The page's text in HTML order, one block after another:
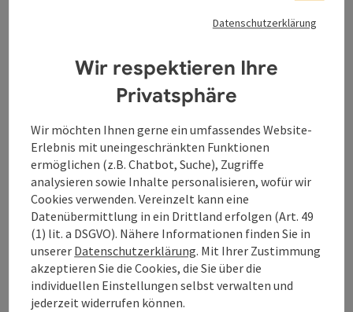
Öffnungszeiten
Reiten
Sportarten
Ausstattung
Datenschutzerklärung
Wir respektieren Ihre
Privatsphäre
Wir möchten Ihnen gerne ein umfassendes Website-
Erlebnis mit uneingeschränkten Funktionen
ermöglichen (z.B. Chatbot, Suche), Zugriffe
analysieren sowie Inhalte personalisieren, wofür wir
Cookies verwenden. Vereinzelt kann eine
Datenübermittlung in ein Drittland erfolgen (Art. 49
(1) lit. a DSGVO). Nähere Informationen finden Sie in
unserer Datenschutzerklärung. Mit Ihrer Zustimmung
akzeptieren Sie die Cookies, die Sie über die
individuellen Einstellungen selbst verwalten und
jederzeit widerrufen können.